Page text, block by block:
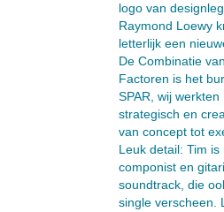
logo van
Raymond Loewy
letterlijk een
De Combinatie van
Factoren is het
SPAR, wij werkten
strategisch en
van concept tot
Leuk detail: Tim is
componist en
soundtrack, die
single verscheen.